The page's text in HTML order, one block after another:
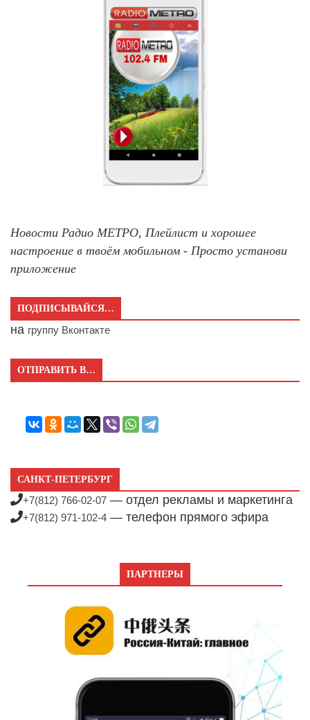
Новости Радио МЕТРО, Плейлист и хорошее
настроение в твоём мобильном - Просто установи
приложение
ПОДПИСЫВАЙСЯ…
на группу Вконтакте
ОТПРАВИТЬ В…
САНКТ-ПЕТЕРБУРГ
+7(812) 766-02-07 — отдел рекламы и маркетинга
+7(812) 971-102-4 — телефон прямого эфира
ПАРТНЕРЫ